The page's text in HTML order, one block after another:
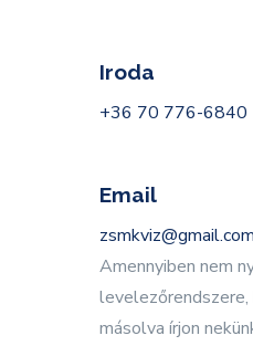
Iroda
+36 70 776-6840
Email
zsmkviz@gmail.com
Amennyiben nem
másolva írjon